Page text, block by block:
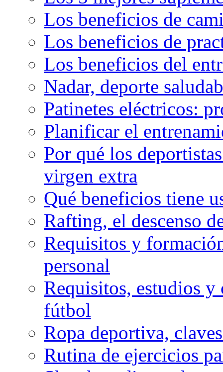
Los beneficios de
Los beneficios de
Los beneficios del
Nadar, deporte
Patinetes eléctricos:
Planificar el
Por qué los
virgen extra
Qué beneficios tiene
Rafting, el descenso
Requisitos y
personal
Requisitos, estudios y
fútbol
Ropa deportiva,
Rutina de ejercicios